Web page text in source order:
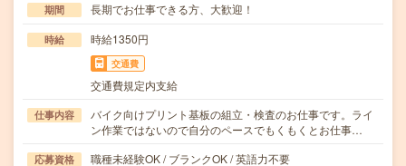
期間 長期でお仕事できる方、大歓迎！
時給 時給1350円
交通費
交通費規定内支給
仕事内容
バイク向けプリント基板の組立・検査のお仕事です。ライ
ン作業ではないので自分のペースでもくもくとお仕事…
応募資格 職種未経験OK / ブランクOK / 英語力不要